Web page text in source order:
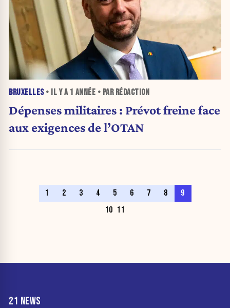
BRUXELLES• IL Y A 1 ANNÉE • PAR RÉDACTION
Dépenses militaires : Prévot freine face
aux exigences de l’OTAN
1 2 3 4 5 6 7 8
9
10 11
21 NEWS